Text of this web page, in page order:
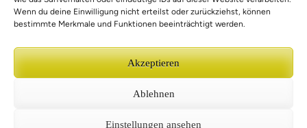
Wenn du deine Einwilligung nicht erteilst oder zurückziehst, können
bestimmte Merkmale und Funktionen beeinträchtigt werden.
Akzeptieren
Ablehnen
Einstellungen ansehen